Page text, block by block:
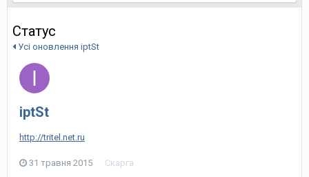
Статус
Усі оновлення iptSt
iptSt
http://tritel.net.ru
31 травня 2015 Скарга